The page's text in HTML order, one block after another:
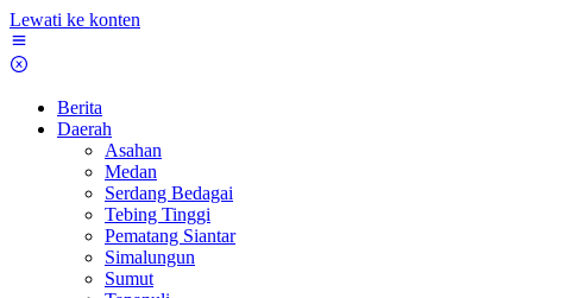
Lewati ke konten
Berita
Daerah
Asahan
Medan
Serdang Bedagai
Tebing Tinggi
Pematang Siantar
Simalungun
Sumut